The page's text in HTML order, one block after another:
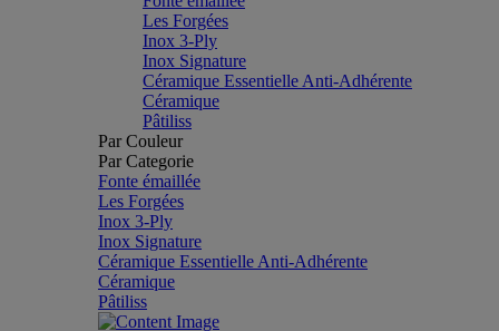
Les Forgées
Inox 3-Ply
Inox Signature
Céramique Essentielle Anti-Adhérente
Céramique
Pâtiliss
Par Couleur
Par Categorie
Fonte émaillée
Les Forgées
Inox 3-Ply
Inox Signature
Céramique Essentielle Anti-Adhérente
Céramique
Pâtiliss